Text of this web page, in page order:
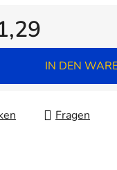
IN DEN
Fragen